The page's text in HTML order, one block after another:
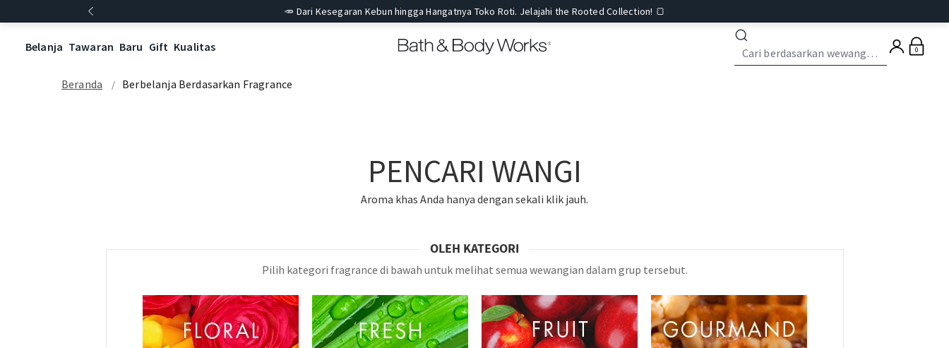
🥕 Dari Kesegaran Kebun hingga Hangatnya Toko Roti. Jelajahi the Rooted Collection! 🍞
Belanja Tawaran Baru Gift Kualitas 0
Beranda Berbelanja Berdasarkan Fragrance
PENCARI WANGI
Aroma khas Anda hanya dengan sekali klik jauh.
OLEH KATEGORI
Pilih kategori fragrance di bawah untuk melihat semua wewangian dalam grup tersebut.